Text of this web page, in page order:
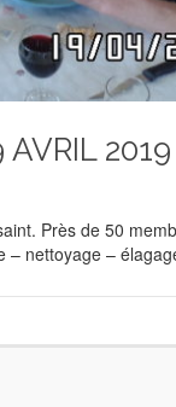
AVRIL 2019
Près de 50
– nettoyage –